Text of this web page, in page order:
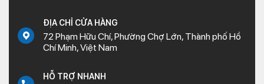
ĐỊA CHỈ CỬA HÀNG
72 Phạm Hữu Chí, Phường Chợ Lớn, Thành phố Hồ
Chí Minh, Việt Nam
HỖ TRỢ NHANH